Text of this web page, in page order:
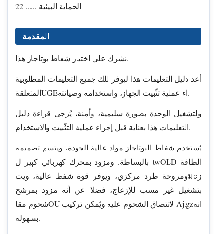
22 ...... الحماية البيئية
المقدمة
نشرك على اختيار شفاط بوتاجاز هذا.
أعد دليل التعليمات هذا ليوفر للك جميع التعليمات المطلوبية
المتعلقةUGEاء عملية تثّبيت الجهاز، واستخدامه وصيانته.
ولتشغيل الوحدة بصورة سليمية، وأمنة، يُرجى قراءة دليل
التعليمات هذا بعناية قبل إجراء عملية التثّبيت والاستخدام.
يُستخدم شفاط البوتاجاز مواد عالية الجودة، ويتسم تصميمه
بالبساطة. ومزود بمحرك كهربائي كېير ل twOLD الطاقة
ومروحة طرد مركزي، ويوفر قوة شفط عالية، ويتมะز
بتشغيل غير مسب للإزعاج، فضلا عن أنه مزود بمرشح
شحوم مقاOU لاتتصاق الشحوم عليه ويُمکن تركيب Aj.gzانه
بسهولة.